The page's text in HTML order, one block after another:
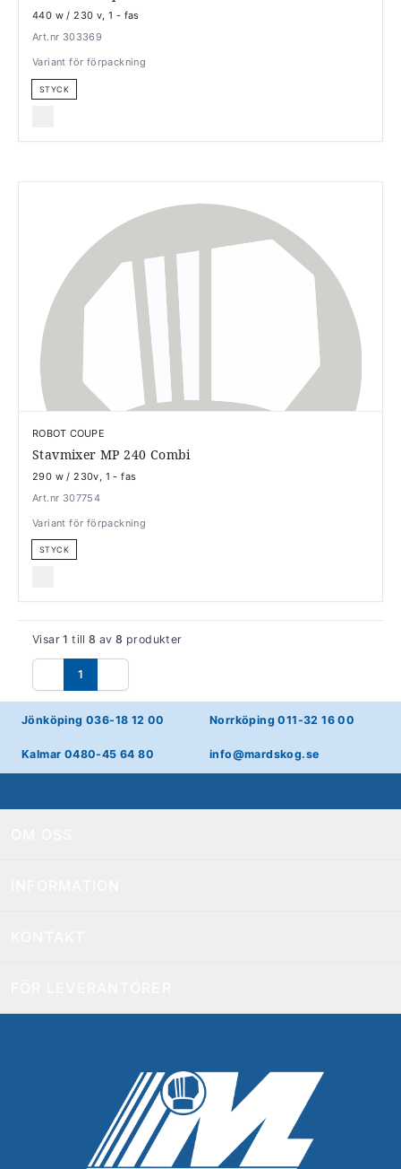
440 w / 230 v, 1 - fas
Art.nr 303369
Variant för förpackning
STYCK
ROBOT COUPE
Stavmixer MP 240 Combi
290 w / 230v, 1 - fas
Art.nr 307754
Variant för förpackning
STYCK
Visar1 till8 av8 produkter
Föregående
1
Nästa
Jönköping 036-18 12 00 Norrköping 011-32 16 00
Kalmar 0480-45 64 80 info@mardskog.se